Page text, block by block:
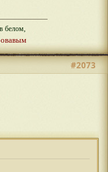
белом,
#2073